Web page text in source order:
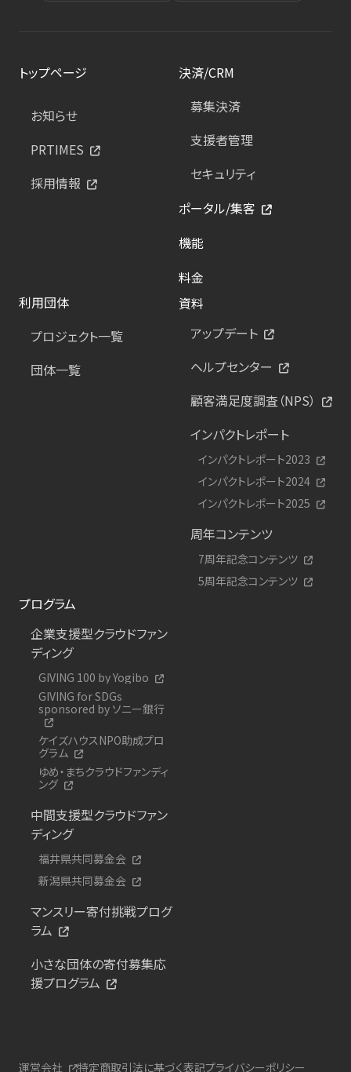
トップページ
お知らせ
PRTIMES
採用情報
決済/CRM
募集決済
支援者管理
セキュリティ
ポータル/集客
機能
料金
利用団体
プロジェクト一覧
団体一覧
資料
アップデート
ヘルプセンター
顧客満足度調査（NPS）
インパクトレポート
インパクトレポート2023
インパクトレポート2024
インパクトレポート2025
周年コンテンツ
7周年記念コンテンツ
5周年記念コンテンツ
プログラム
企業支援型クラウドファン
ディング
GIVING 100 by Yogibo
GIVING for SDGs
sponsored by ソニー銀行
ケイズハウスNPO助成プロ
グラム
ゆめ・まちクラウドファンディ
ング
中間支援型クラウドファン
ディング
福井県共同募金会
新潟県共同募金会
マンスリー寄付挑戦プログ
ラム
小さな団体の寄付募集応
援プログラム
運営会社 特定商取引法に基づく表記プライバシーポリシー